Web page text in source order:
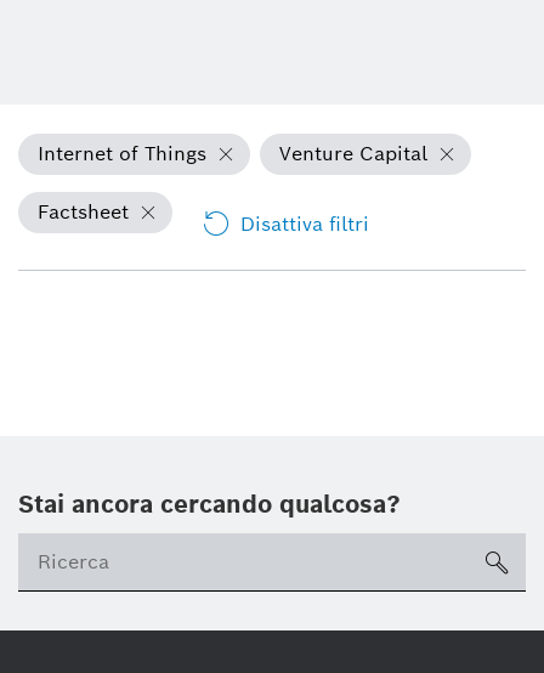
Internet of Things Venture Capital
Factsheet Disattiva filtri
Stai ancora cercando qualcosa?